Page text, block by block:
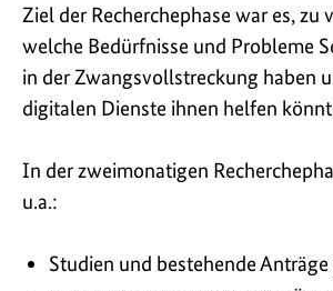
Ziel der Recherchephase war es, zu
welche Bedürfnisse und Probleme
in der Zwangsvollstreckung haben
digitalen Dienste ihnen helfen
In der zweimonatigen
u.a.:
Studien und bestehende